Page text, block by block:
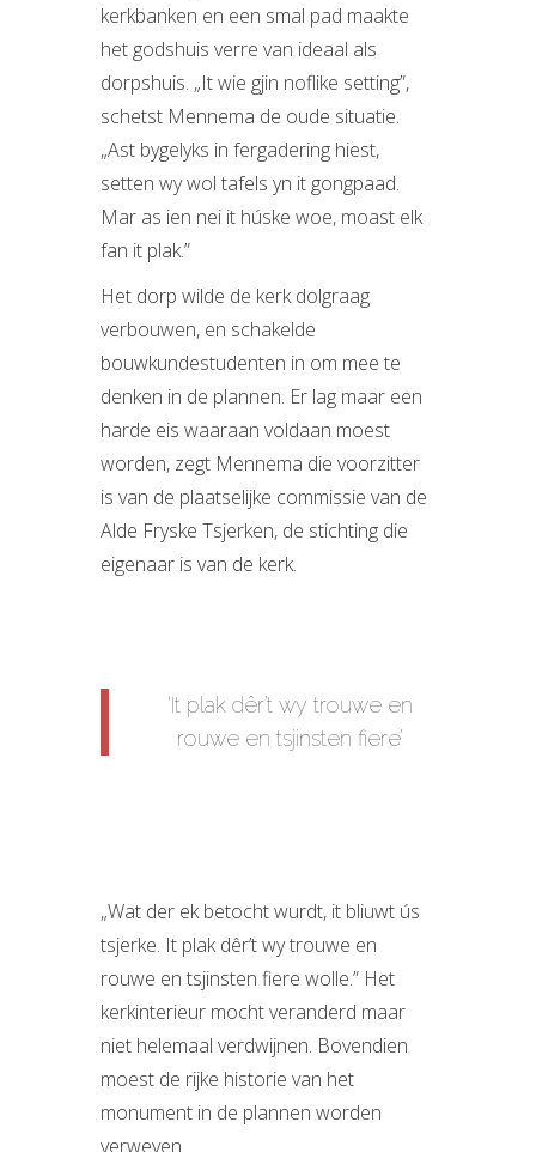
kerkbanken en een smal pad maakte
het godshuis verre van ideaal als
dorpshuis. „It wie gjin noflike setting”,
schetst Mennema de oude situatie.
„Ast bygelyks in fergadering hiest,
setten wy wol tafels yn it gongpaad.
Mar as ien nei it húske woe, moast elk
fan it plak.”
Het dorp wilde de kerk dolgraag
verbouwen, en schakelde
bouwkundestudenten in om mee te
denken in de plannen. Er lag maar een
harde eis waaraan voldaan moest
worden, zegt Mennema die voorzitter
is van de plaatselijke commissie van de
Alde Fryske Tsjerken, de stichting die
eigenaar is van de kerk.
‘It plak dêr’t wy trouwe en
rouwe en tsjinsten fiere’
„Wat der ek betocht wurdt, it bliuwt ús
tsjerke. It plak dêr’t wy trouwe en
rouwe en tsjinsten fiere wolle.” Het
kerkinterieur mocht veranderd maar
niet helemaal verdwijnen. Bovendien
moest de rijke historie van het
monument in de plannen worden
verweven.